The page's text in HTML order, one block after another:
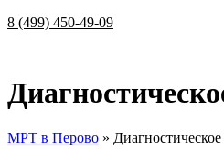
8 (499) 450-49-09
МРТ в Перово »